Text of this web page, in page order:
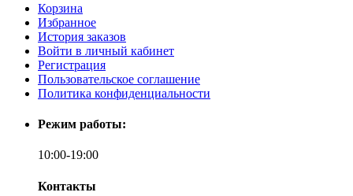
Корзина
Избранное
История заказов
Войти в личный кабинет
Регистрация
Пользовательское соглашение
Политика конфиденциальности
Режим работы:
10:00-19:00
Контакты